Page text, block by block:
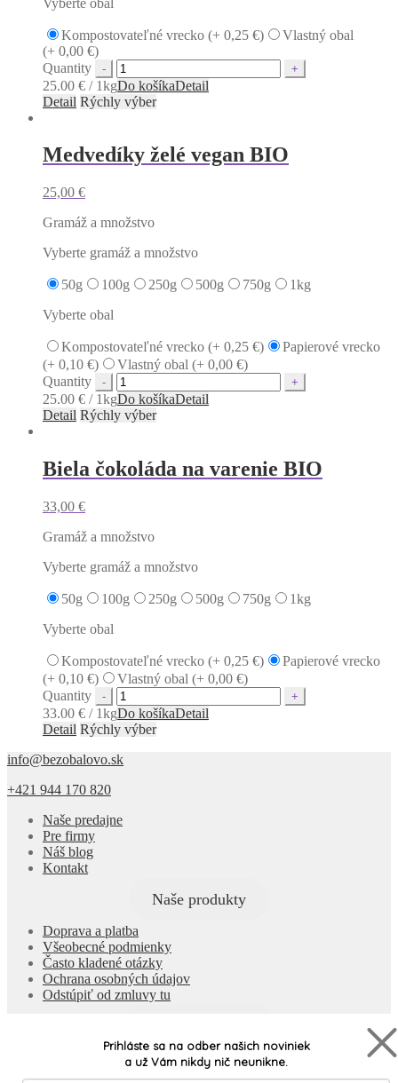
Kompostovateľné vrecko (+ 0,25 €)
Vlastný obal
(+ 0,00 €)
Quantity
25.00 € / 1kgDo košíkaDetail
Detail Rýchly výber
Medvedíky želé vegan BIO
25,00 €
Gramáž a množstvo
Vyberte gramáž a množstvo
50g 100g 250g 500g 750g
1kg
Vyberte obal
Kompostovateľné vrecko (+ 0,25 €)
Papierové vrecko
(+ 0,10 €) Vlastný obal (+ 0,00 €)
Quantity
25.00 € / 1kgDo košíkaDetail
Detail Rýchly výber
Biela čokoláda na varenie BIO
33,00 €
Gramáž a množstvo
Vyberte gramáž a množstvo
50g 100g 250g 500g 750g
1kg
Vyberte obal
Kompostovateľné vrecko (+ 0,25 €)
Papierové vrecko
(+ 0,10 €) Vlastný obal (+ 0,00 €)
Quantity
33.00 € / 1kgDo košíkaDetail
Detail Rýchly výber
info@bezobalovo.sk
+421 944 170 820
Naše predajne
Pre firmy
Náš blog
Kontakt
Naše produkty
Doprava a platba
Všeobecné podmienky
Často kladené otázky
Ochrana osobných údajov
Odstúpiť od zmluvy tu
Prihláste sa na odber našich noviniek
a už Vám nikdy nič neunikne.